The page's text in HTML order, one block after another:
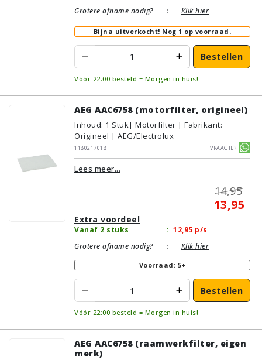
Grotere afname nodig?
: Klik hier
Bijna uitverkocht! Nog 1 op voorraad.
Bestellen
Vóór 22:00 besteld = Morgen in huis!
AEG AAC6758 (motorfilter, origineel)
Inhoud: 1 Stuk| Motorfilter | Fabrikant:
Origineel | AEG/Electrolux
1180217018
Vraagje?
Lees meer...
14,95
13,95
Extra voordeel
Vanaf 2 stuks : 12,95 p/s
Grotere afname nodig?
: Klik hier
Voorraad: 5+
Bestellen
Vóór 22:00 besteld = Morgen in huis!
AEG AAC6758 (raamwerkfilter, eigen
merk)